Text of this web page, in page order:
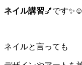
ネイル講習💅です✨☺️
ネイルと言っても